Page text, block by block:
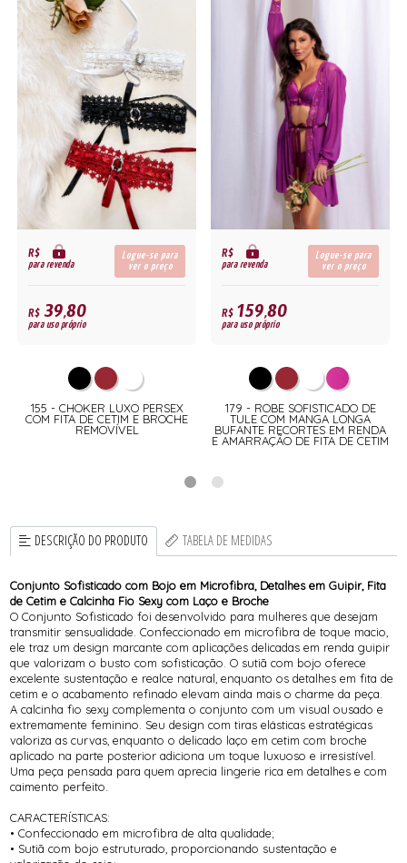
R$
para revenda
Logue-se para
ver o preço
R$39,80
para uso próprio
155 - CHOKER LUXO PERSEX
COM FITA DE CETIM E BROCHE
REMOVÍVEL
R$
para revenda
Logue-se para
ver o preço
R$159,80
para uso próprio
179 - ROBE SOFISTICADO DE
TULE COM MANGA LONGA
BUFANTE RECORTES EM RENDA
E AMARRAÇÃO DE FITA DE CETIM
DESCRIÇÃO DO PRODUTO TABELA DE MEDIDAS
Conjunto Sofisticado com Bojo em Microfibra, Detalhes em Guipir, Fita
de Cetim e Calcinha Fio Sexy com Laço e Broche
O Conjunto Sofisticado foi desenvolvido para mulheres que desejam
transmitir sensualidade. Confeccionado em microfibra de toque macio,
ele traz um design marcante com aplicações delicadas em renda guipir
que valorizam o busto com sofisticação. O sutiã com bojo oferece
excelente sustentação e realce natural, enquanto os detalhes em fita de
cetim e o acabamento refinado elevam ainda mais o charme da peça.
A calcinha fio sexy complementa o conjunto com um visual ousado e
extremamente feminino. Seu design com tiras elásticas estratégicas
valoriza as curvas, enquanto o delicado laço em cetim com broche
aplicado na parte posterior adiciona um toque luxuoso e irresistível.
Uma peça pensada para quem aprecia lingerie rica em detalhes e com
caimento perfeito.
CARACTERÍSTICAS:
• Confeccionado em microfibra de alta qualidade;
• Sutiã com bojo estruturado, proporcionando sustentação e